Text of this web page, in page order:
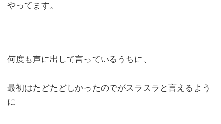
やってます。
何度も声に出して言っているうちに、
最初はたどたどしかったのでがスラスラと言えるよう
に